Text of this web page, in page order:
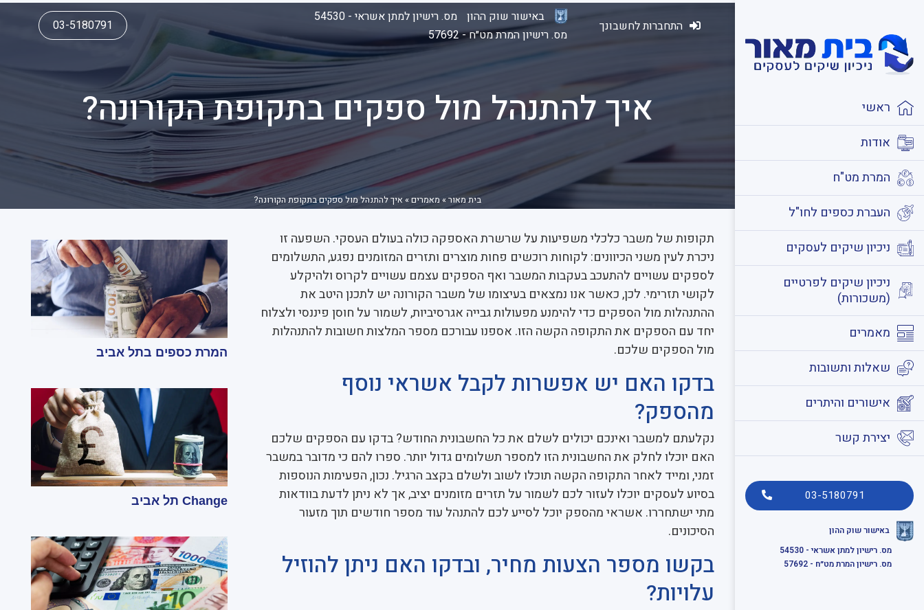
ראשי
אודות
המרת מט"ח
העברת כספים לחו"ל
ניכיון שיקים לעסקים
ניכיון שיקים לפרטיים
(משכורות)
מאמרים
שאלות ותשובות
אישורים והיתרים
יצירת קשר
03-5180791
באישור שוק ההון
מס. רישיון למתן אשראי - 54530
מס. רישיון המרת מט״ח - 57692
התחברות לחשבונך
באישור שוק ההון מס. רישיון למתן אשראי - 54530
מס. רישיון המרת מט״ח - 57692
03-5180791
איך להתנהל מול ספקים בתקופת הקורונה?
בית מאור» מאמרים» איך להתנהל מול ספקים בתקופת הקורונה?
תקופות של משבר כלכלי משפיעות על שרשרת האספקה כולה בעולם העסקי. השפעה זו
ניכרת לעין משני הכיוונים: לקוחות רוכשים פחות מוצרים ותזרים המזומנים נפגע, התשלומים
לספקים עשויים להתעכב בעקבות המשבר ואף הספקים עצמם עשויים לקרוס ולהיקלע
לקושי תזרימי. לכן, כאשר אנו נמצאים בעיצומו של משבר הקורונה יש לתכנן היטב את
ההתנהלות מול הספקים כדי להימנע מפעולות גבייה אגרסיביות, לשמור על חוסן פיננסי ולצלוח
יחד עם הספקים את התקופה הקשה הזו. אספנו עבורכם מספר המלצות חשובות להתנהלות
מול הספקים שלכם.
בדקו האם יש אפשרות לקבל אשראי נוסף
מהספק?
נקלעתם למשבר ואינכם יכולים לשלם את כל החשבונית החודש? בדקו עם הספקים שלכם
האם יוכלו לחלק את החשבונית הזו למספר תשלומים גדול יותר. ספרו להם כי מדובר במשבר
זמני, ומייד לאחר התקופה הקשה תוכלו לשוב ולשלם בקצב הרגיל. נכון, הפעימות הנוספות
בסיוע לעסקים יוכלו לעזור לכם לשמור על תזרים מזומנים יציב, אך לא ניתן לדעת בוודאות
מתי ישתחררו. אשראי מהספק יוכל לסייע לכם להתנהל עוד מספר חודשים תוך מזעור
הסיכונים.
בקשו מספר הצעות מחיר, ובדקו האם ניתן להוזיל
עלויות?
המרת כספים בתל אביב
Change תל אביב